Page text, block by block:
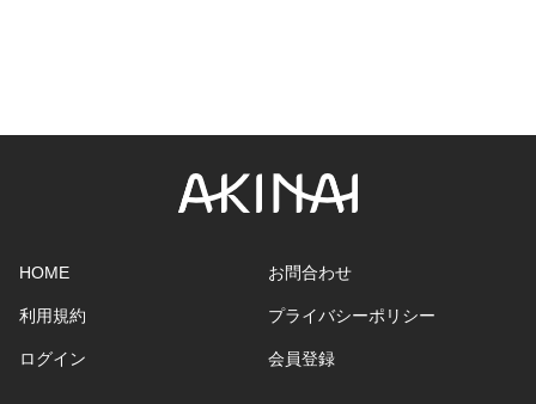
HOME お問合わせ
利用規約 プライバシーポリシー
ログイン 会員登録